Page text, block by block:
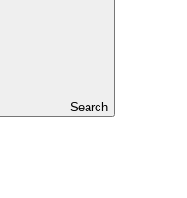
Search